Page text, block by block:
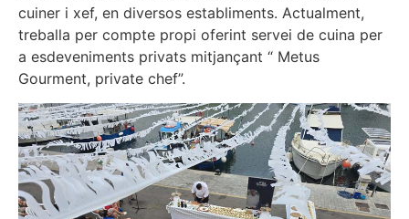
cuiner i xef, en diversos establiments. Actualment,
treballa per compte propi oferint servei de cuina per
a esdeveniments privats mitjançant “ Metus
Gourment, private chef”.